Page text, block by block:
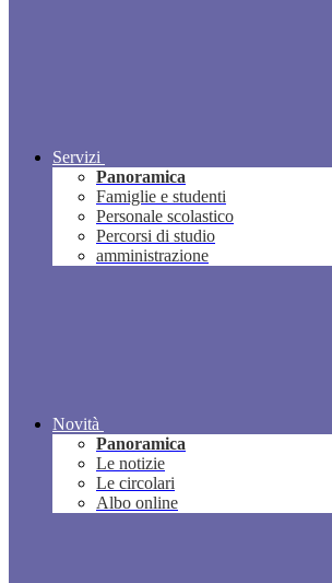
Servizi
Panoramica
Famiglie e studenti
Personale scolastico
Percorsi di studio
amministrazione
Novità
Panoramica
Le notizie
Le circolari
Albo online